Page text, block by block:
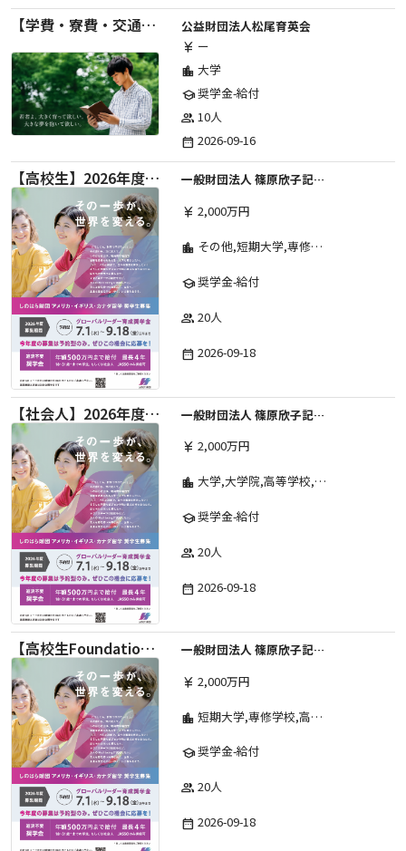
【学費・寮費・交通費給付】2027年度第71期育英生募集
公益財団法人松尾育英会
currency_yen ー
location_city 大学
school奨学金-給付
group 10人
date_range 2026-09-16
【高校生】2026年度 しのはら財団 アメリカ・イギリス・カナダ英語留学奨学金
一般財団法人 篠原欣子記念財団 (海外留学奨学金グループ)
currency_yen 2,000万円
location_city その他,短期大学,専修学校,高等専門学校,高等学校,大学院,大学
school奨学金-給付
group 20人
date_range 2026-09-18
【社会人】2026年度 しのはら財団 アメリカ・イギリス・カナダ英語留学奨学金
一般財団法人 篠原欣子記念財団 (海外留学奨学金グループ)
currency_yen 2,000万円
location_city 大学,大学院,高等学校,その他,高等専門学校,専修学校,短期大学
school奨学金-給付
group 20人
date_range 2026-09-18
【高校生Foundation Course 】2026年度 しのはら財団 アメリカ・イギリス・カナダ英語留学奨学金
一般財団法人 篠原欣子記念財団 (海外留学奨学金グループ)
currency_yen 2,000万円
location_city 短期大学,専修学校,高等専門学校,その他,高等学校,大学院,大学
school奨学金-給付
group 20人
date_range 2026-09-18